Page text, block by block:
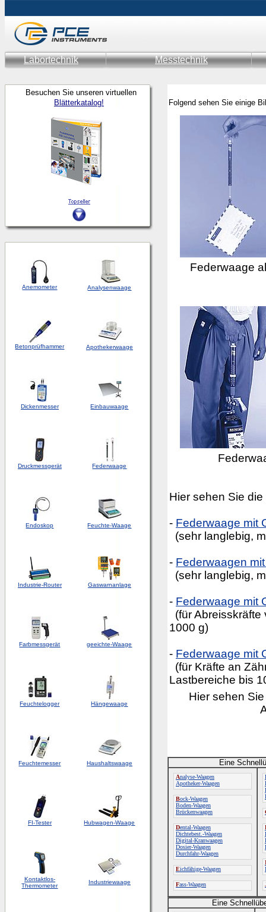
Labortechnik Messtechnik
Besuchen Sie unseren virtuellen
Blätterkatalog!
Anemometer Analysenwaage
Betonprüfhammer Apothekerwaage
Dickenmesser Einbauwaage
Druckmessgerät Federwaage
Endoskop Feuchte-Waage
Industrie-Router Gaswarnanlage
Farbmessgerät geeichte-Waage
Feuchtelogger Hängewaage
Feuchtemesser Haushaltswaage
FI-Tester Hubwagen-Waage
Kontaktlos-
Thermometer
Industriewaage
Folgend sehen Sie einige
Federwaage
Hier sehen Sie
- Federwaage mit
(sehr langlebig,
- Federwaagen
(sehr langlebig,
- Federwaage mit
(für
1000 g)
- Federwaage mit
(für Kräfte an
Lastbereiche bis
Hier sehen
Eine
Analyse-Waagen
Apotheker-Waagen
Bock-Waagen
Boden-Waagen
Brückenwaagen
Dental-Waagen
Dichtebest.-Waagen
Digital-Kranwaagen
Dosier-Waagen
Durchfahr-Waagen
Eichfähige-Waagen
Fass-Waagen
Eine